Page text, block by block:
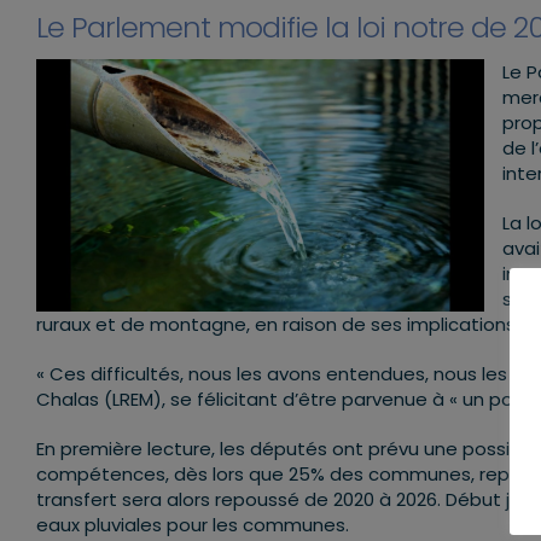
Le Parlement modifie la loi notre de
Le
de
La
ruraux et de montagne, en raison de ses implications
« Ces difficultés, nous les avons entendues, nous les
Chalas (LREM), se félicitant d’être parvenue à « un point
En première lecture, les députés ont prévu une
compétences, dès lors que 25% des communes,
transfert sera alors repoussé de 2020 à 2026. Début
eaux pluviales pour les communes.